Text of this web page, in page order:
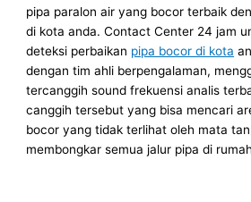
pipa paralon air yang bocor terbaik
di kota anda. Contact Center 24 jam
deteksi perbaikan pipa bocor di kota
dengan tim ahli berpengalaman,
tercanggih sound frekuensi analis
canggih tersebut yang bisa mencari
bocor yang tidak terlihat oleh mata
membongkar semua jalur pipa di